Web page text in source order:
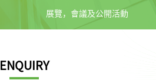
展覽，會議及公開活動
ENQUIRY